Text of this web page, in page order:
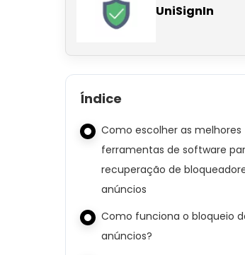
UniSignIn
Índice
Como escolher as melhores
ferramentas de software
recuperação de
anúncios
Como funciona o bloqueio
anúncios?